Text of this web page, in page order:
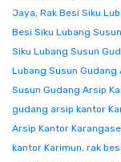
Jaya, Rak Besi Siku
Besi Siku Lubang
Siku Lubang Susun
Lubang Susun
Susun Gudang Arsip
gudang arsip kantor
Arsip Kantor
kantor Karimun, rak